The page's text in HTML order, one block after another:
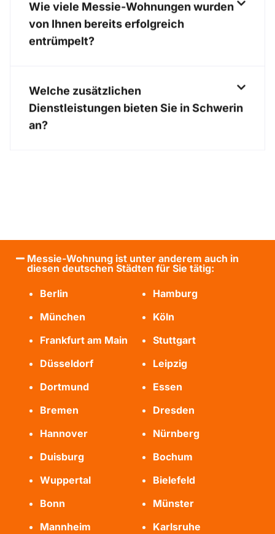
Wie viele Messie-Wohnungen wurden
von Ihnen bereits erfolgreich
entrümpelt?
Welche zusätzlichen
Dienstleistungen bieten Sie in Schwerin
an?
Messie-Wohnung ist unter anderem auch in
diesen deutschen Städten für Sie tätig:
Berlin
Hamburg
München
Köln
Frankfurt am Main
Stuttgart
Düsseldorf
Leipzig
Dortmund
Essen
Bremen
Dresden
Hannover
Nürnberg
Duisburg
Bochum
Wuppertal
Bielefeld
Bonn
Münster
Mannheim
Karlsruhe